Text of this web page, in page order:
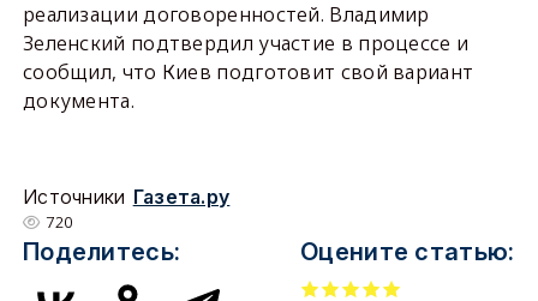
реализации договоренностей. Владимир
Зеленский подтвердил участие в процессе и
сообщил, что Киев подготовит свой вариант
документа.
Источники Газета.ру
720
Поделитесь: Оцените статью: